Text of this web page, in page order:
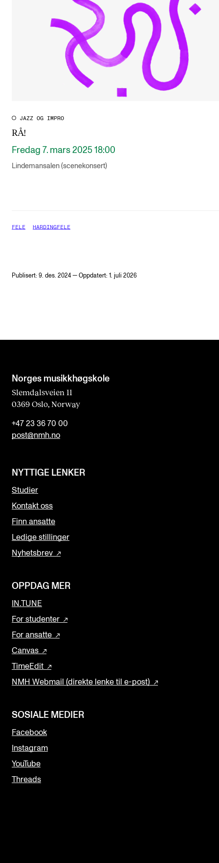
JAZZ OG IMPRO
RÅ!
Fredag 7. mars 2025 18:00
Lindemansalen (scenekonsert)
FELE HARDINGFELE
Publisert: 9. des. 2024 — Oppdatert: 1. juli 2026
Norges musikk­høgskole
Slemdalsveien 11
0369 Oslo, Norway
+47 23 36 70 00
post@nmh.no
NYTTIGE LENKER
Studier
Kontakt oss
Finn ansatte
Ledige stillinger
Nyhetsbrev
OPPDAG MER
IN.TUNE
For studenter
For ansatte
Canvas
TimeEdit
NMH Webmail (direkte lenke til e-post)
SOSIALE MEDIER
Facebook
Instagram
YouTube
Threads